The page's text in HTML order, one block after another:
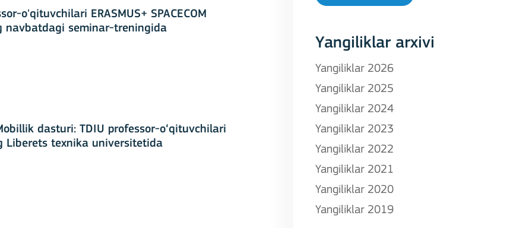
o'qituvchilari ERASMUS+ SPACECOM
navbatdagi seminar-treningida
dasturi: TDIU professor-o‘qituvchilari
Liberets texnika universitetida
Yangiliklar arxivi
Yangiliklar 2026
Yangiliklar 2025
Yangiliklar 2024
Yangiliklar 2023
Yangiliklar 2022
Yangiliklar 2021
Yangiliklar 2020
Yangiliklar 2019